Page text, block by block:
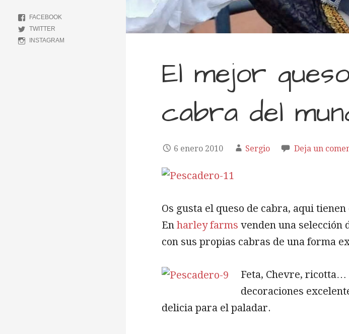
FACEBOOK
TWITTER
INSTAGRAM
El mejor
cabra del
6 enero 2010 Sergio Deja un
Os gusta el queso de cabra, aqui
En harley farms venden una selección
con sus propias cabras de una forma
Feta, Chevre, ricotta…
decoraciones
delicia para el paladar.